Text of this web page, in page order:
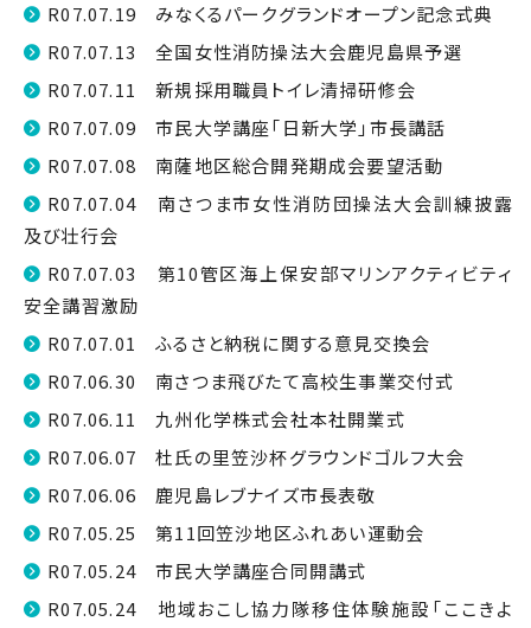
R07.07.19 みなくるパークグランドオープン記念式典
R07.07.13 全国女性消防操法大会鹿児島県予選
R07.07.11 新規採用職員トイレ清掃研修会
R07.07.09 市民大学講座「日新大学」市長講話
R07.07.08 南薩地区総合開発期成会要望活動
R07.07.04 南さつま市女性消防団操法大会訓練披露
及び壮行会
R07.07.03 第10管区海上保安部マリンアクティビティ
安全講習激励
R07.07.01 ふるさと納税に関する意見交換会
R07.06.30 南さつま飛びたて高校生事業交付式
R07.06.11 九州化学株式会社本社開業式
R07.06.07 杜氏の里笠沙杯グラウンドゴルフ大会
R07.06.06 鹿児島レブナイズ市長表敬
R07.05.25 第11回笠沙地区ふれあい運動会
R07.05.24 市民大学講座合同開講式
R07.05.24 地域おこし協力隊移住体験施設「ここきよ